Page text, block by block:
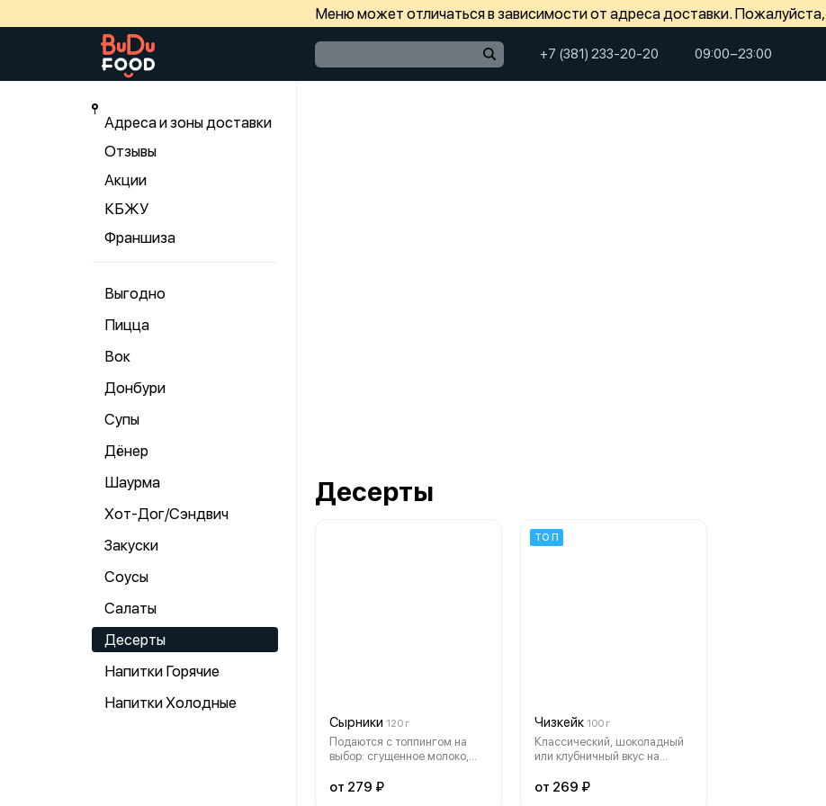
Меню может отличаться в зависимости от адреса доставки.
+7 (381) 233-20-20 09:00−23:00
Адреса и зоны доставки
Отзывы
Акции
КБЖУ
Франшиза
Выгодно
Пицца
Вок
Донбури
Супы
Дёнер
Шаурма
Хот-Дог/Сэндвич
Закуски
Соусы
Салаты
Десерты
Напитки Горячие
Напитки Холодные
Десерты
Сырники 120 г
Подаются с топпингом на
выбор: сгущенное молоко,
карамельный
от 279 ₽
ТОП
Чизкейк 100 г
Классический, шоколадный
или клубничный вкус на
от 269 ₽